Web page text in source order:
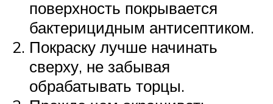
поверхность покрывается
бактерицидным антисептиком.
Покраску лучше начинать
сверху, не забывая
обрабатывать торцы.